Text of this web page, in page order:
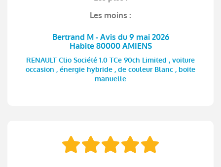
Les moins :
Bertrand M - Avis du 9 mai 2026
Habite 80000 AMIENS
RENAULT Clio Société 1.0 TCe 90ch Limited , voiture
occasion , énergie hybride , de couleur Blanc , boite
manuelle